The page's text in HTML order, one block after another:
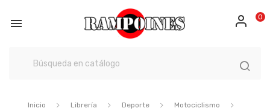
 0
Inicio Librería Deporte
Motociclismo